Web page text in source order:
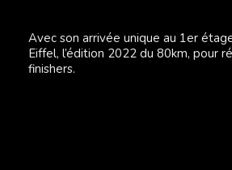
Avec son arrivée unique au 1er
Eiffel, l’édition 2022 du 80km, pour
finishers.